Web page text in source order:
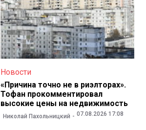
Новости
«Причина точно не в риэлторах».
Тофан прокомментировал
высокие цены на недвижимость
Николай Пахольницкий 07.08.2026 17:08